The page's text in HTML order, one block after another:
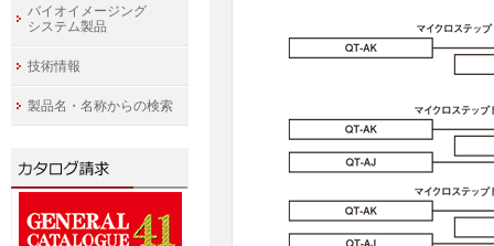
バイオイメージング
システム製品
技術情報
製品名・名称からの検索